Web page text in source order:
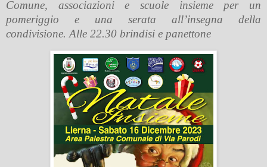
Comune, associazioni e scuole insieme per un
pomeriggio e una serata all’insegna della
condivisione. Alle 22.30 brindisi e panettone